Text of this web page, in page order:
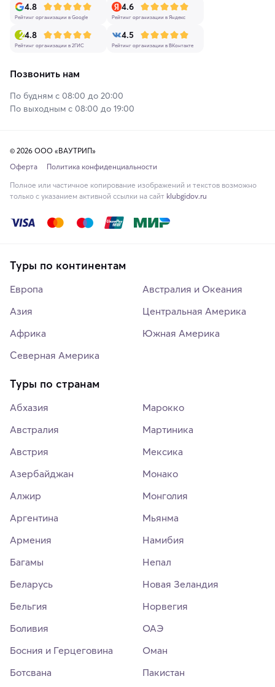
4.8
Рейтинг организации в Google
4.6
Рейтинг организации в Яндекс
4.8
Рейтинг организации в 2ГИС
4.5
Рейтинг организации в ВКонтакте
Позвонить нам
По будням с 08:00 до 20:00
По выходным с 08:00 до 19:00
© 2026 ООО «ВАУТРИП»
Оферта
Политика конфиденциальности
Полное или частичное копирование изображений и текстов возможно
только с указанием активной ссылки на сайт klubgidov.ru
Туры по континентам
Европа
Азия
Африка
Северная Америка
Австралия и Океания
Центральная Америка
Южная Америка
Туры по странам
Абхазия
Австралия
Австрия
Азербайджан
Алжир
Аргентина
Армения
Багамы
Беларусь
Бельгия
Боливия
Босния и Герцеговина
Ботсвана
Марокко
Мартиника
Мексика
Монако
Монголия
Мьянма
Намибия
Непал
Новая Зеландия
Норвегия
ОАЭ
Оман
Пакистан